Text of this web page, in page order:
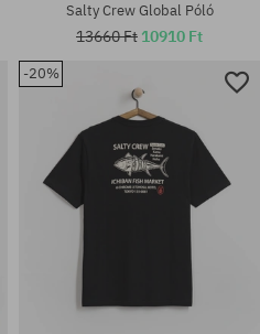
Salty Crew Global Póló
13660 Ft 10910 Ft
-20%